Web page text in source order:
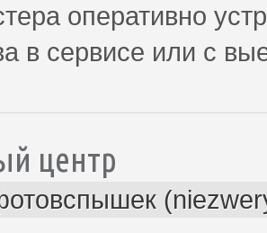
оперативно
в сервисе или с
центр